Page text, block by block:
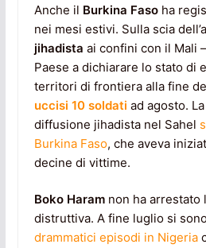
Anche il Burkina Fasoha
nei mesi estivi. Sulla scia
jihadista ai confini con il Mali
Paese a dichiarare lo stato di
territori di frontiera alla fine
uccisi 10 soldati ad agosto.
diffusione jihadista nel Sahel
Burkina Faso, che aveva
decine di vittime.
Boko Haramnon ha arrestato
distruttiva. A fine luglio si
drammatici episodi in Nigeria